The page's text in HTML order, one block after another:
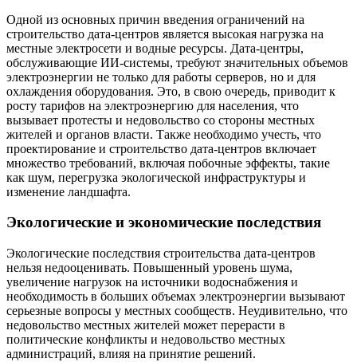
Одной из основных причин введения ограничений на
строительство дата-центров является высокая нагрузка на
местные электросети и водные ресурсы. Дата-центры,
обслуживающие ИИ-системы, требуют значительных объемов
электроэнергии не только для работы серверов, но и для
охлаждения оборудования. Это, в свою очередь, приводит к
росту тарифов на электроэнергию для населения, что
вызывает протесты и недовольство со стороны местных
жителей и органов власти. Также необходимо учесть, что
проектирование и строительство дата-центров включает
множество требований, включая побочные эффекты, такие
как шум, перегрузка экологической инфраструктуры и
изменение ландшафта.
Экологические и экономические последствия
Экологические последствия строительства дата-центров
нельзя недооценивать. Повышенный уровень шума,
увеличение нагрузок на источники водоснабжения и
необходимость в больших объемах электроэнергии вызывают
серьезные вопросы у местных сообществ. Неудивительно, что
недовольство местных жителей может перерасти в
политические конфликты и недовольство местных
администраций, влияя на принятие решений.